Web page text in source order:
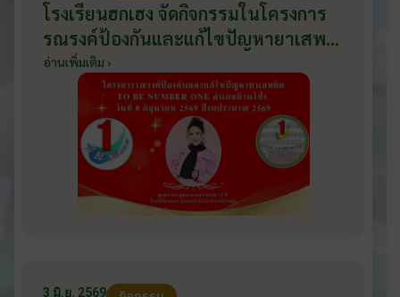
โรงเรียนฮกเฮง จัดกิจกรรมในโครงการ
รณรงค์ป้องกันและแก้ไขปัญหายาเสพ
ติด TO BE NUMBER ONE อำเภอ
บ้านโป่ง ปีงบประมาณ 2569 ให้กับ
นักเรียนแกนนำ ในวันที่ 8 มิถุนายน
2569
อ่านเพิ่มเติม ›
3 มิ.ย. 2569